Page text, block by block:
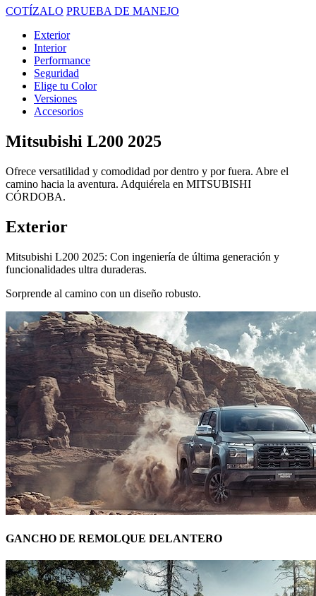
COTÍZALO PRUEBA DE MANEJO
Exterior
Interior
Performance
Seguridad
Elige tu Color
Versiones
Accesorios
Mitsubishi L200 2025
Ofrece versatilidad y comodidad por dentro y por fuera. Abre el
camino hacia la aventura. Adquiérela en MITSUBISHI
CÓRDOBA.
Exterior
Mitsubishi L200 2025: Con ingeniería de última generación y
funcionalidades ultra duraderas.
Sorprende al camino con un diseño robusto.
GANCHO DE REMOLQUE DELANTERO